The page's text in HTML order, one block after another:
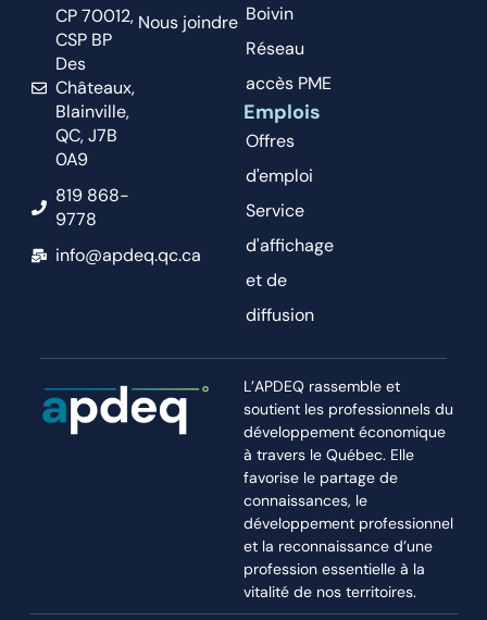
CP 70012,
CSP BP
Des
Châteaux,
Blainville,
QC, J7B
0A9
819 868-
9778
info@apdeq.qc.ca
Nous joindre Boivin
Réseau
accès PME
Emplois
Offres
d'emploi
Service
d'affichage
et de
diffusion
L’APDEQ rassemble et
soutient les professionnels du
développement économique
à travers le Québec. Elle
favorise le partage de
connaissances, le
développement professionnel
et la reconnaissance d’une
profession essentielle à la
vitalité de nos territoires.